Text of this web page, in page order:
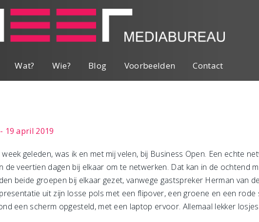
Wat? Wie? Blog Voorbeelden Contact
19 april 2019
week geleden, was ik en met mij velen, bij Business Open. Een echte
de veertien dagen bij elkaar om te netwerken. Dat kan in de ochtend
beide groepen bij elkaar gezet, vanwege gastspreker Herman van
uit zijn losse pols met een flipover, een groene en een rode
een scherm opgesteld, met een laptop ervoor. Allemaal lekker